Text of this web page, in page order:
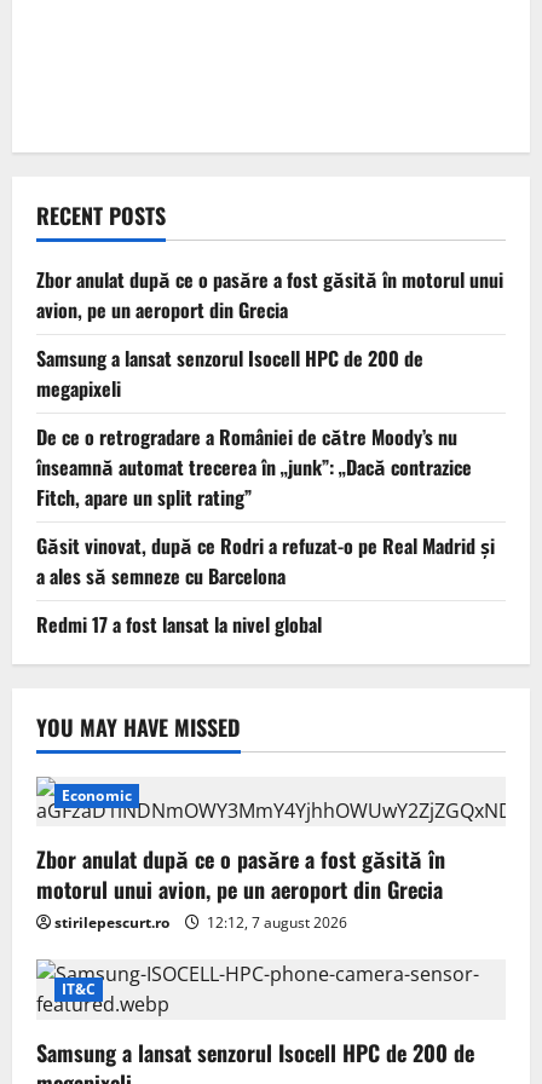
RECENT POSTS
Zbor anulat după ce o pasăre a fost găsită în motorul unui
avion, pe un aeroport din Grecia
Samsung a lansat senzorul Isocell HPC de 200 de
megapixeli
De ce o retrogradare a României de către Moody’s nu
înseamnă automat trecerea în „junk”: „Dacă contrazice
Fitch, apare un split rating”
Găsit vinovat, după ce Rodri a refuzat-o pe Real Madrid și
a ales să semneze cu Barcelona
Redmi 17 a fost lansat la nivel global
YOU MAY HAVE MISSED
Economic
Zbor anulat după ce o pasăre a fost găsită în
motorul unui avion, pe un aeroport din Grecia
stirilepescurt.ro 12:12, 7 august 2026
IT&C
Samsung a lansat senzorul Isocell HPC de 200 de